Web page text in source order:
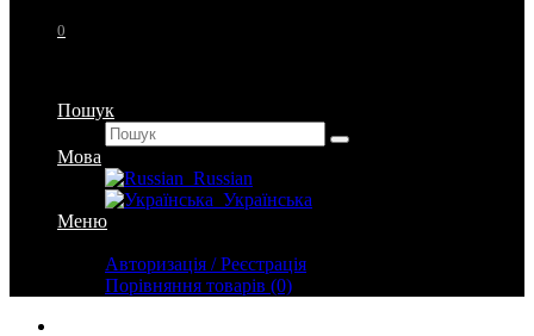
0
Пошук
Мова
Russian
Українська
Меню
Авторизація / Реєстрація
Порівняння товарів (0)